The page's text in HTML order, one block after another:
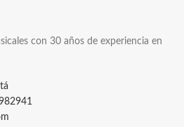
con 30 años de experiencia en